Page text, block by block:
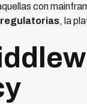
con
, la